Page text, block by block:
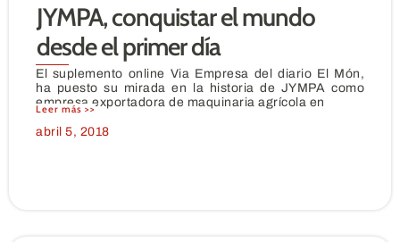
JYMPA, conquistar el mundo
desde el primer día
El suplemento online Via Empresa del diario El Món,
ha puesto su mirada en la historia de JYMPA como
empresa exportadora de maquinaria agrícola en
Leer más >>
abril 5, 2018